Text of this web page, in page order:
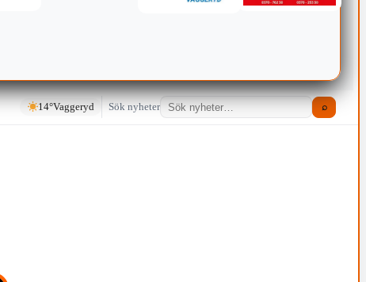
14°Vaggeryd Sök nyheter ⌕